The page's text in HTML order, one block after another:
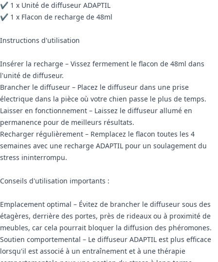
✔ 1 x Unité de diffuseur ADAPTIL
✔ 1 x Flacon de recharge de 48ml
Instructions d'utilisation
Insérer la recharge – Vissez fermement le flacon de 48ml dans
l'unité de diffuseur.
Brancher le diffuseur – Placez le diffuseur dans une prise
électrique dans la pièce où votre chien passe le plus de temps.
Laisser en fonctionnement – Laissez le diffuseur allumé en
permanence pour de meilleurs résultats.
Recharger régulièrement – Remplacez le flacon toutes les 4
semaines avec une recharge ADAPTIL pour un soulagement du
stress ininterrompu.
Conseils d'utilisation importants :
Emplacement optimal – Évitez de brancher le diffuseur sous des
étagères, derrière des portes, près de rideaux ou à proximité de
meubles, car cela pourrait bloquer la diffusion des phéromones.
Soutien comportemental – Le diffuseur ADAPTIL est plus efficace
lorsqu'il est associé à un entraînement et à une thérapie